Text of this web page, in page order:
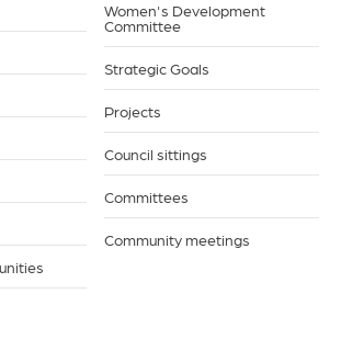
Women's Development
Committee
Strategic Goals
Projects
Council sittings
Committees
Community meetings